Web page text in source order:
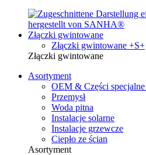
Złączki gwintowane
Złączki gwintowane +S+
Złączki gwintowane
Asortyment
OEM & Części
Przemysł
Woda pitna
Instalacje solarne
Instalacje grzewcze
Ciepło ze ścian
Asortyment